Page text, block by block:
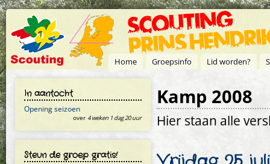
Overslaan en naar de inhoud gaan
Home Groepsinfo Lid worden?
In aantocht
Opening seizoen
over 4 weken 1 dag 20 uur
Steun de groep gratis!
Kamp 2008
Hier staan alle